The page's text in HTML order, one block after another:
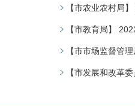
【市农业农村局
【市教育局】
【市市场监督管
【市发展和改革